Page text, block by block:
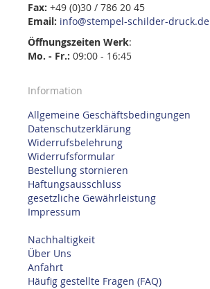
Fax: +49 (0)30 / 786 20 45
Email: info@stempel-schilder-druck.de
Öffnungszeiten Werk:
Mo. - Fr.: 09:00 - 16:45
Information
Allgemeine Geschäftsbedingungen
Datenschutzerklärung
Widerrufsbelehrung
Widerrufsformular
Bestellung stornieren
Haftungsausschluss
gesetzliche Gewährleistung
Impressum
Nachhaltigkeit
Über Uns
Anfahrt
Häufig gestellte Fragen (FAQ)